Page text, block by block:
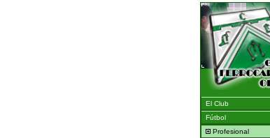
El Club
Fútbol
Profesional